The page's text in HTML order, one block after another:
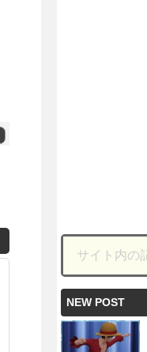
NEW POST